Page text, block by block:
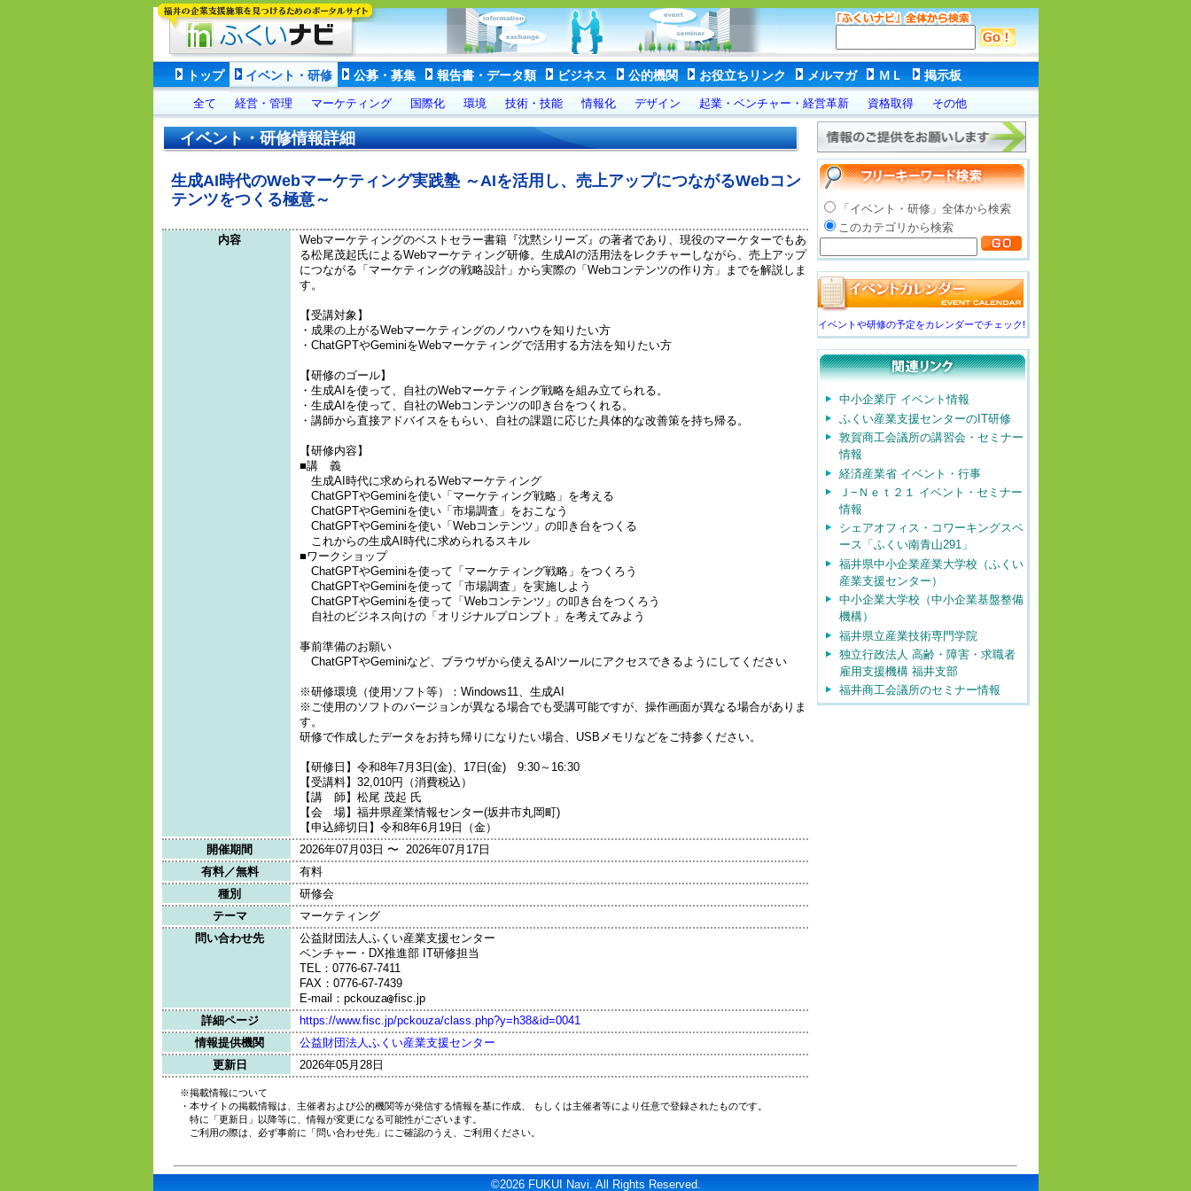
トップ イベント・研修 公募・募集 報告書・データ類 ビジネス 公的機関 お役立ちリンク メルマガ ＭＬ 掲示板
全て 経営・管理 マーケティング 国際化 環境 技術・技能 情報化 デザイン 起業・ベンチャー・経営革新 資格取得 その他
イベント・研修情報詳細
生成AI時代のWebマーケティング実践塾 ～AIを活用し、売上アップにつながるWebコン
テンツをつくる極意～
内容
Webマーケティングのベストセラー書籍『沈黙シリーズ』の著者であり、現役のマーケターでもあ
る松尾茂起氏によるWebマーケティング研修。生成AIの活用法をレクチャーしながら、売上アップ
につながる「マーケティングの戦略設計」から実際の「Webコンテンツの作り方」までを解説しま
す。
【受講対象】
・成果の上がるWebマーケティングのノウハウを知りたい方
・ChatGPTやGeminiをWebマーケティングで活用する方法を知りたい方
【研修のゴール】
・生成AIを使って、自社のWebマーケティング戦略を組み立てられる。
・生成AIを使って、自社のWebコンテンツの叩き台をつくれる。
・講師から直接アドバイスをもらい、自社の課題に応じた具体的な改善策を持ち帰る。
【研修内容】
■講 義
生成AI時代に求められるWebマーケティング
ChatGPTやGeminiを使い「マーケティング戦略」を考える
ChatGPTやGeminiを使い「市場調査」をおこなう
ChatGPTやGeminiを使い「Webコンテンツ」の叩き台をつくる
これからの生成AI時代に求められるスキル
■ワークショップ
ChatGPTやGeminiを使って「マーケティング戦略」をつくろう
ChatGPTやGeminiを使って「市場調査」を実施しよう
ChatGPTやGeminiを使って「Webコンテンツ」の叩き台をつくろう
自社のビジネス向けの「オリジナルプロンプト」を考えてみよう
事前準備のお願い
ChatGPTやGeminiなど、ブラウザから使えるAIツールにアクセスできるようにしてください
※研修環境（使用ソフト等）：Windows11、生成AI
※ご使用のソフトのバージョンが異なる場合でも受講可能ですが、操作画面が異なる場合がありま
す。
研修で作成したデータをお持ち帰りになりたい場合、USBメモリなどをご持参ください。
【研修日】令和8年7月3日(金)、17日(金) 9:30～16:30
【受講料】32,010円（消費税込）
【講 師】松尾 茂起 氏
【会 場】福井県産業情報センター(坂井市丸岡町)
【申込締切日】令和8年6月19日（金）
開催期間
2026年07月03日 〜 2026年07月17日
有料／無料
有料
種別
研修会
テーマ
マーケティング
問い合わせ先
公益財団法人ふくい産業支援センター
ベンチャー・DX推進部 IT研修担当
TEL：0776-67-7411
FAX：0776-67-7439
E-mail：pckouza fisc.jp
詳細ページ
https://www.fisc.jp/pckouza/class.php?y=h38&id=0041
情報提供機関
公益財団法人ふくい産業支援センター
更新日
2026年05月28日
※掲載情報について
・本サイトの掲載情報は、主催者および公的機関等が発信する情報を基に作成、 もしくは主催者等により任意で登録されたものです。
特に「更新日」以降等に、情報が変更になる可能性がございます。
ご利用の際は、必ず事前に「問い合わせ先」にご確認のうえ、ご利用ください。
「イベント・研修」全体から検索
このカテゴリから検索
イベントや研修の予定をカレンダーでチェック!
中小企業庁 イベント情報
ふくい産業支援センターのIT研修
敦賀商工会議所の講習会・セミナー
情報
経済産業省 イベント・行事
Ｊ−Ｎｅｔ２１ イベント・セミナー
情報
シェアオフィス・コワーキングスペ
ース「ふくい南青山291」
福井県中小企業産業大学校（ふくい
産業支援センター）
中小企業大学校（中小企業基盤整備
機構）
福井県立産業技術専門学院
独立行政法人 高齢・障害・求職者
雇用支援機構 福井支部
福井商工会議所のセミナー情報
©2026 FUKUI Navi. All Rights Reserved.